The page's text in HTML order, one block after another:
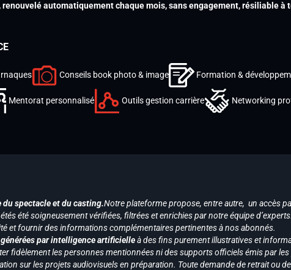
automatiquement chaque mois, sans engagement, résiliable à
Conseils book photo & image Formation &
Mentorat personnalisé Outils gestion carrière Networking
spectacle et du casting.Notre plateforme propose, entre autre, un accès
été soigneusement vérifiées, filtrées et enrichies par notre équipe
et fournir des informations complémentaires pertinentes à nos abonnés.
par intelligence artificielleà des fins purement illustratives et
fidèlement les personnes mentionnées ni des supports officiels émis par
sur les projets audiovisuels en préparation. Toute demande de retrait ou